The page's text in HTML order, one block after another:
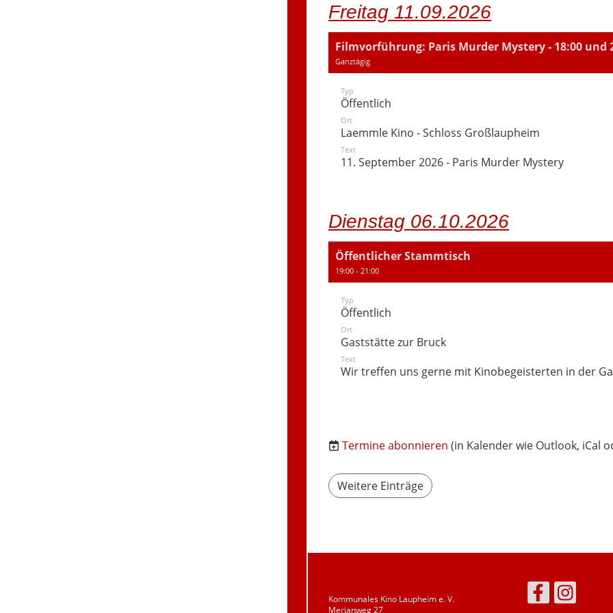
Freitag 11.09.2026
Filmvorführung: Paris Murder Mystery - 18:00 und
Ganztägig
Typ
Öffentlich
Ort
Laemmle Kino - Schloss Großlaupheim
Text
11. September 2026 - Paris Murder Mystery
Dienstag 06.10.2026
Öffentlicher Stammtisch
19:00 - 21:00
Typ
Öffentlich
Ort
Gaststätte zur Bruck
Text
Wir treffen uns gerne mit Kinobegeisterten in der
Termine abonnieren (in Kalender wie Outlook, iCal
Weitere Einträge
Kommunales Kino Laupheim e. V.
Merianweg 27